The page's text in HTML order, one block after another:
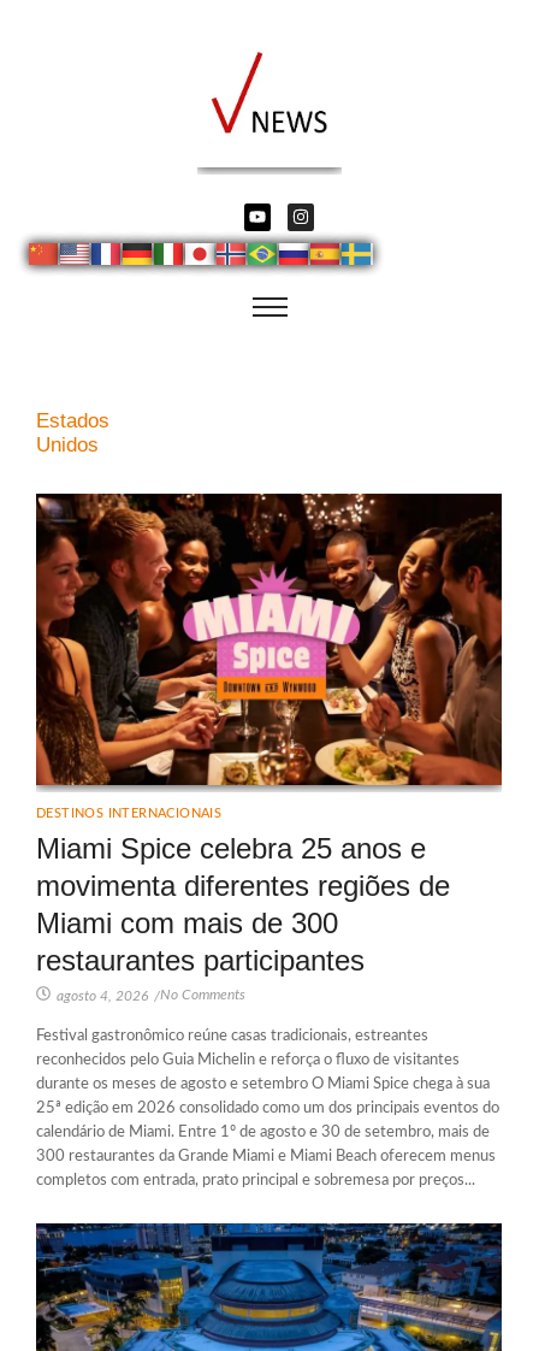
Estados
Unidos
DESTINOS INTERNACIONAIS
Miami Spice celebra 25 anos e
movimenta diferentes regiões de
Miami com mais de 300
restaurantes participantes
agosto 4, 2026 /No Comments
Festival gastronômico reúne casas tradicionais, estreantes
reconhecidos pelo Guia Michelin e reforça o fluxo de visitantes
durante os meses de agosto e setembro O Miami Spice chega à sua
25ª edição em 2026 consolidado como um dos principais eventos do
calendário de Miami. Entre 1º de agosto e 30 de setembro, mais de
300 restaurantes da Grande Miami e Miami Beach oferecem menus
completos com entrada, prato principal e sobremesa por preços...